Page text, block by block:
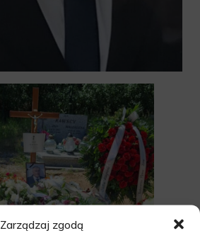
Zarządzaj zgodą